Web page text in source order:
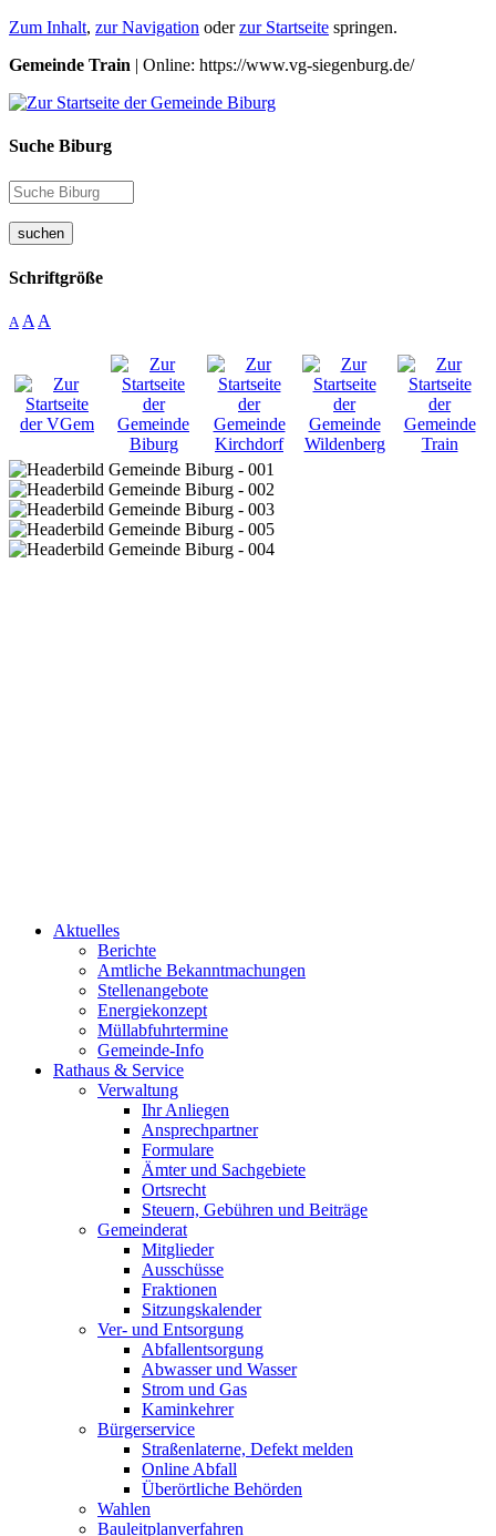
Zum Inhalt, zur Navigation oderzur Startseite springen.
Gemeinde Train | Online: https://www.vg-siegenburg.de/
Suche Biburg
suchen
Schriftgröße
A A A
Aktuelles
Berichte
Amtliche Bekanntmachungen
Stellenangebote
Energiekonzept
Müllabfuhrtermine
Gemeinde-Info
Rathaus & Service
Verwaltung
Ihr Anliegen
Ansprechpartner
Formulare
Ämter und Sachgebiete
Ortsrecht
Steuern, Gebühren und Beiträge
Gemeinderat
Mitglieder
Ausschüsse
Fraktionen
Sitzungskalender
Ver- und Entsorgung
Abfallentsorgung
Abwasser und Wasser
Strom und Gas
Kaminkehrer
Bürgerservice
Straßenlaterne, Defekt melden
Online Abfall
Überörtliche Behörden
Wahlen
Bauleitplanverfahren